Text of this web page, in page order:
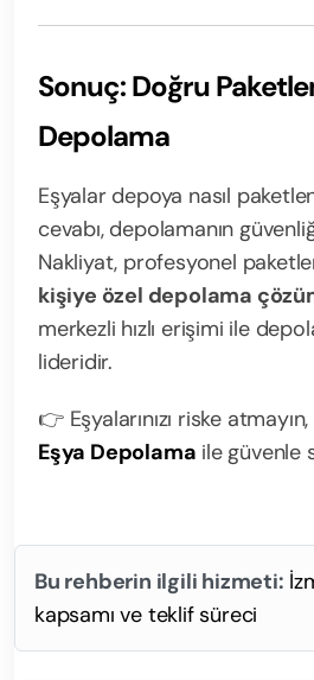
Sonuç: Doğru
Depolama
Eşyalar depoya nasıl
cevabı, depolamanın
Nakliyat, profesyonel
kişiye özel depolama
merkezli hızlı erişimi ile
lideridir.
👉 Eşyalarınızı riske atmayın,
Eşya Depolama ile güvenle
Bu rehberin ilgili hizmeti:
kapsamı ve teklif süreci